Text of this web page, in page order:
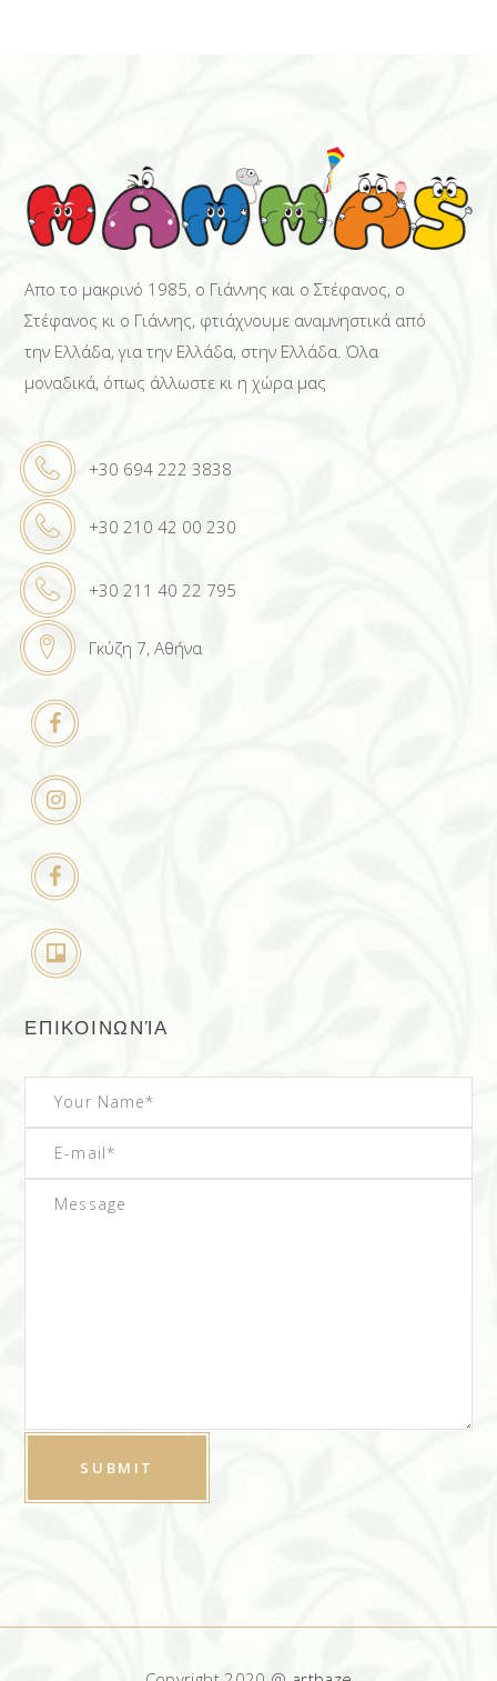
Απο το μακρινό 1985, ο Γιάννης και ο Στέφανος, ο
Στέφανος κι ο Γιάννης, φτιάχνουμε αναμνηστικά από
την Ελλάδα, για την Ελλάδα, στην Ελλάδα. Όλα
μοναδικά, όπως άλλωστε κι η χώρα μας
+30 694 222 3838
+30 210 42 00 230
+30 211 40 22 795
Γκύζη 7, Αθήνα
ΕΠΙΚΟΙΝΩΝΊΑ